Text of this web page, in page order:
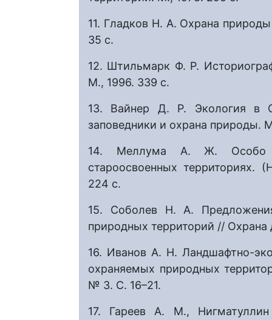
11. Гладков Н. А. Охрана
35 с.
12. Штильмарк Ф. Р.
М., 1996. 339 с.
13. Вайнер Д. Р. Экология в
заповедники и охрана природы.
14. Меллума А. Ж. Особо
староосвоенных территориях.
224 с.
15. Cоболев Н. А.
природных территорий //
16. Иванов А. Н. Ландшафтно-
охраняемых природных
№ 3. С. 16–21.
17. Гареев А. М.,